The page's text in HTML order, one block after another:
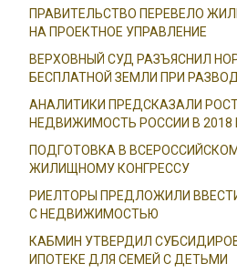
ПРАВИТЕЛЬСТВО ПЕРЕВЕЛО
НА ПРОЕКТНОЕ УПРАВЛЕНИЕ
ВЕРХОВНЫЙ СУД РАЗЪЯСНИЛ
БЕСПЛАТНОЙ ЗЕМЛИ ПРИ
АНАЛИТИКИ ПРЕДСКАЗАЛИ
НЕДВИЖИМОСТЬ РОССИИ В 2018
ПОДГОТОВКА В
ЖИЛИЩНОМУ КОНГРЕССУ
РИЕЛТОРЫ ПРЕДЛОЖИЛИ
С НЕДВИЖИМОСТЬЮ
КАБМИН УТВЕРДИЛ
ИПОТЕКЕ ДЛЯ СЕМЕЙ С ДЕТЬМИ